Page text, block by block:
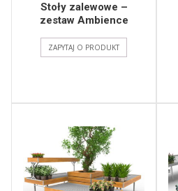
Stoły zalewowe –
zestaw Ambience
ZAPYTAJ O PRODUKT